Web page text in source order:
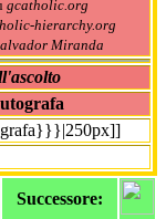
gcatholic.org
hierarchy.org
Miranda
Successore: